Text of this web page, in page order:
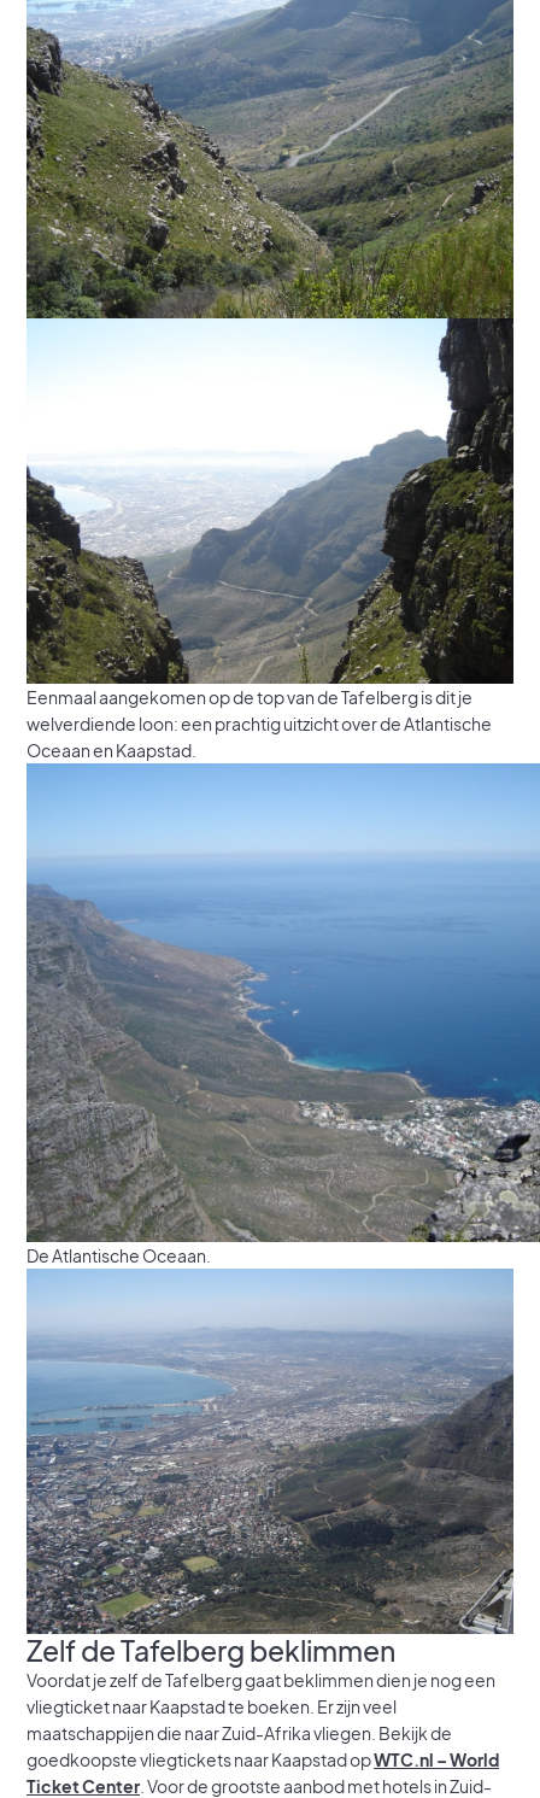
Eenmaal aangekomen op de top van de Tafelberg is dit je
welverdiende loon: een prachtig uitzicht over de Atlantische
Oceaan en Kaapstad.
De Atlantische Oceaan.
Zelf de Tafelberg beklimmen
Voordat je zelf de Tafelberg gaat beklimmen dien je nog een
vliegticket naar Kaapstad te boeken. Er zijn veel
maatschappijen die naar Zuid-Afrika vliegen. Bekijk de
goedkoopste vliegtickets naar Kaapstad opWTC.nl – World
Ticket Center . Voor de grootste aanbod met hotels in Zuid-